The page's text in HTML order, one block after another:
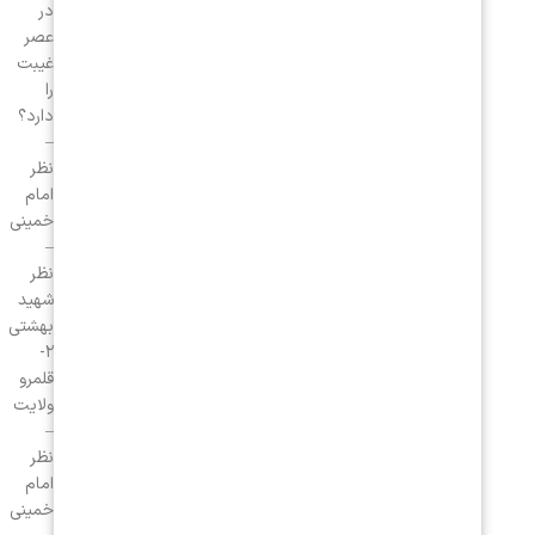
در
عصر
غیبت
را
دارد؟
–
نظر
امام
خمینی
–
نظر
شهید
بهشتی
۲-
قلمرو
ولایت
–
نظر
امام
خمینی